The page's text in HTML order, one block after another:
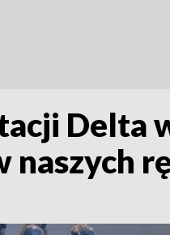
Delta
naszych